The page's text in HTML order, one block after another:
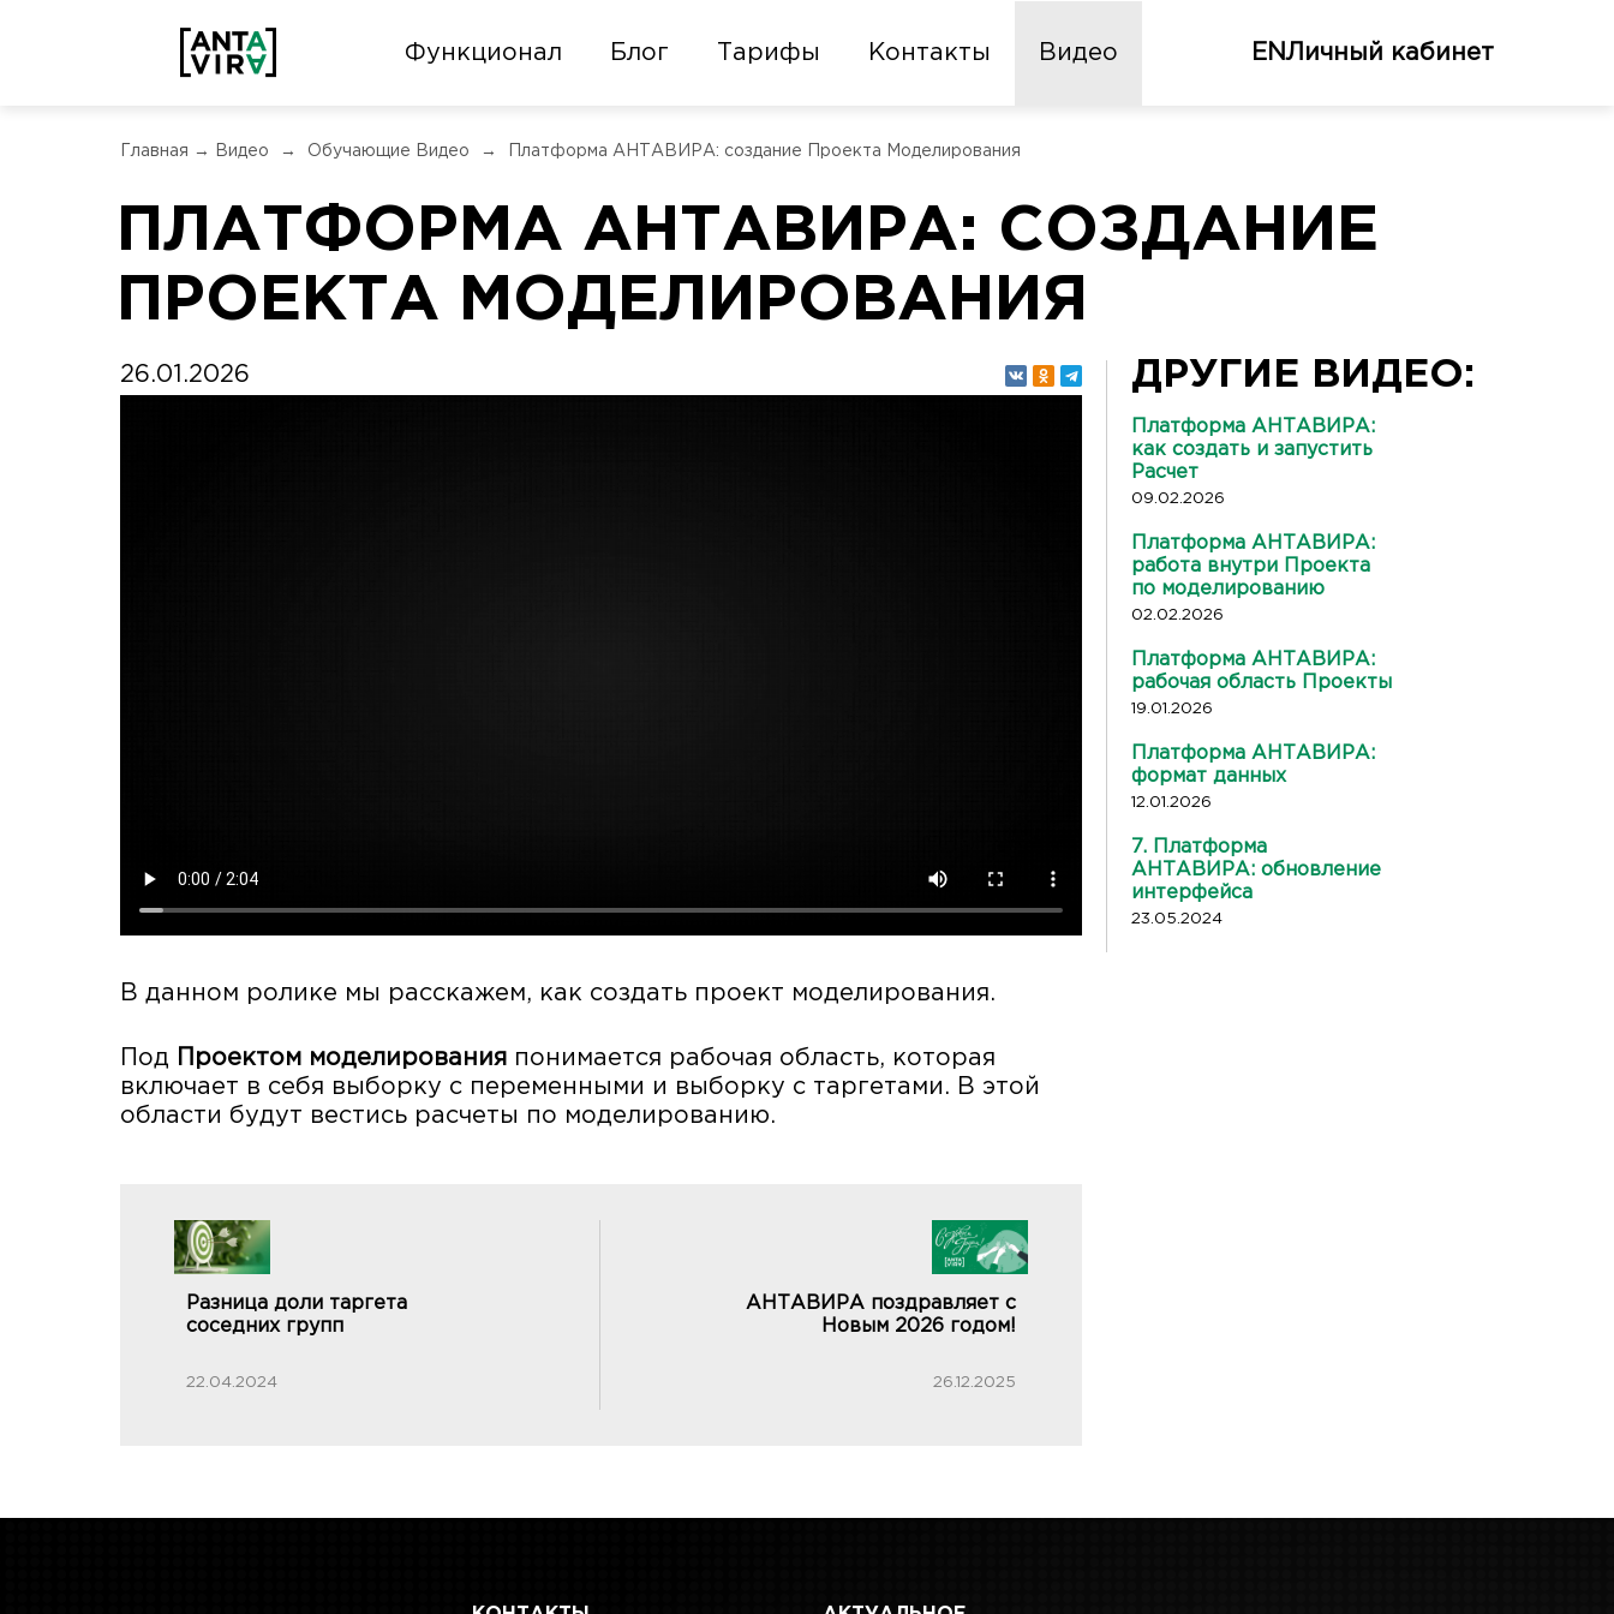
Функционал Блог Тарифы Контакты Видео ENЛичный кабинет
Главная → Видео → Обучающие Видео → Платформа АНТАВИРА: создание Проекта Моделирования
ПЛАТФОРМА АНТАВИРА: СОЗДАНИЕ
ПРОЕКТА МОДЕЛИРОВАНИЯ
26.01.2026
В данном ролике мы расскажем, как создать проект моделирования.
Под Проектом моделирования понимается рабочая область, которая
включает в себя выборку с переменными и выборку с таргетами. В этой
области будут вестись расчеты по моделированию.
Разница доли таргета
соседних групп
22.04.2024
АНТАВИРА поздравляет с
Новым 2026 годом!
26.12.2025
ДРУГИЕ ВИДЕО:
Платформа АНТАВИРА:
как создать и запустить
Расчет
09.02.2026
Платформа АНТАВИРА:
работа внутри Проекта
по моделированию
02.02.2026
Платформа АНТАВИРА:
рабочая область Проекты
19.01.2026
Платформа АНТАВИРА:
формат данных
12.01.2026
7. Платформа
АНТАВИРА: обновление
интерфейса
23.05.2024